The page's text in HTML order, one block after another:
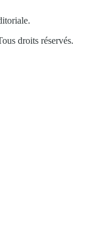
droits réservés.